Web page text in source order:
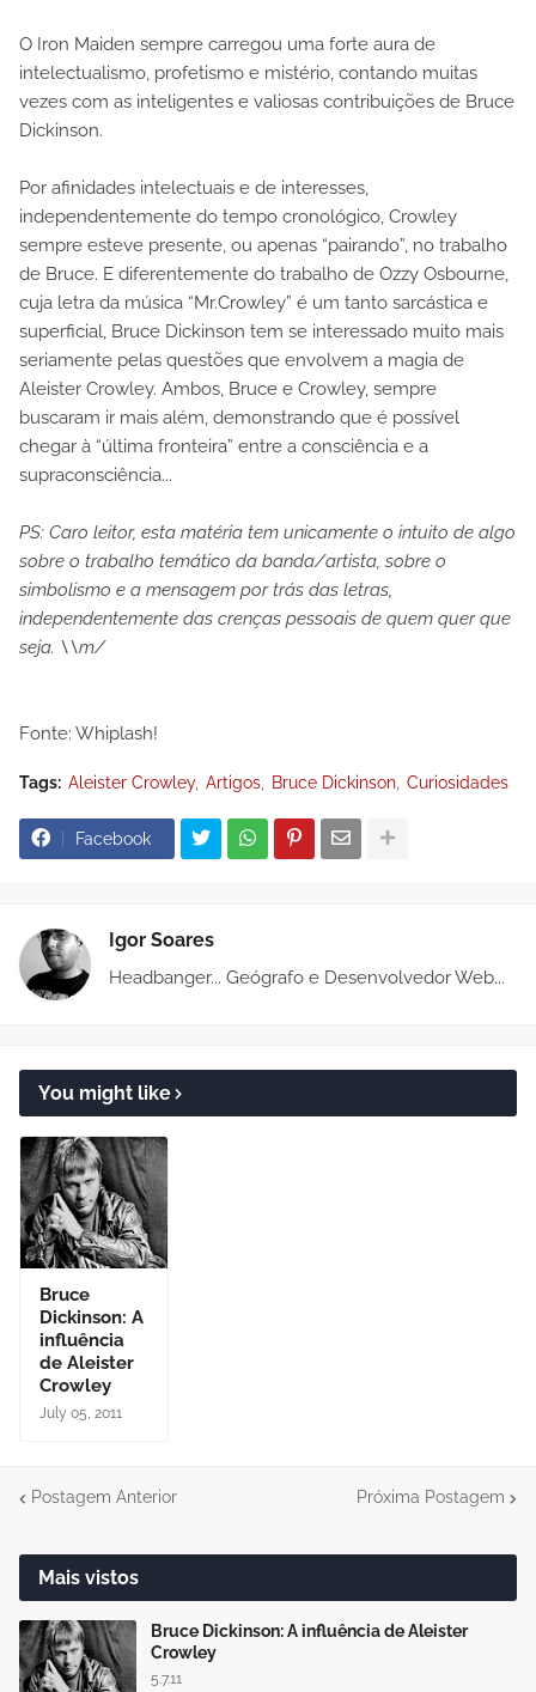
O Iron Maiden sempre carregou uma forte aura de
intelectualismo, profetismo e mistério, contando muitas
vezes com as inteligentes e valiosas contribuições de Bruce
Dickinson.
Por afinidades intelectuais e de interesses,
independentemente do tempo cronológico, Crowley
sempre esteve presente, ou apenas “pairando”, no trabalho
de Bruce. E diferentemente do trabalho de Ozzy Osbourne,
cuja letra da música “Mr.Crowley” é um tanto sarcástica e
superficial, Bruce Dickinson tem se interessado muito mais
seriamente pelas questões que envolvem a magia de
Aleister Crowley. Ambos, Bruce e Crowley, sempre
buscaram ir mais além, demonstrando que é possível
chegar à “última fronteira” entre a consciência e a
supraconsciência...
PS: Caro leitor, esta matéria tem unicamente o intuito de algo
sobre o trabalho temático da banda/artista, sobre o
simbolismo e a mensagem por trás das letras,
independentemente das crenças pessoais de quem quer que
seja. \\m/
Fonte: Whiplash!
Tags: Aleister Crowley Artigos Bruce Dickinson Curiosidades
Facebook
Igor Soares
Headbanger... Geógrafo e Desenvolvedor Web...
You might like
Bruce
Dickinson: A
influência
de Aleister
Crowley
July 05, 2011
Postagem Anterior Próxima Postagem
Mais vistos
Bruce Dickinson: A influência de Aleister
Crowley
5.7.11